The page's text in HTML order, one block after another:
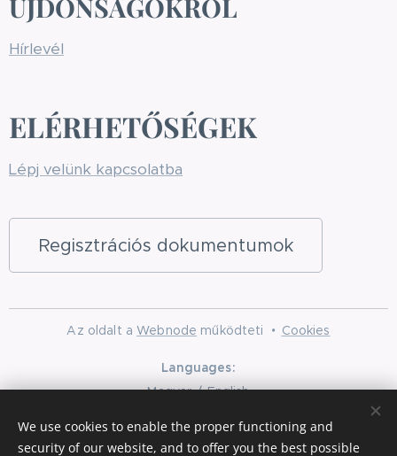
ÚJDONSÁGOKRÓL
Hírlevél
ELÉRHETŐSÉGEK
Lépj velünk kapcsolatba
Regisztrációs dokumentumok
Az oldalt aWebnode működteti Cookies
Languages
Magyar
English
Currency
HUF Ft
EUR €
We use cookies to enable the proper functioning and
security of our website, and to offer you the best possible